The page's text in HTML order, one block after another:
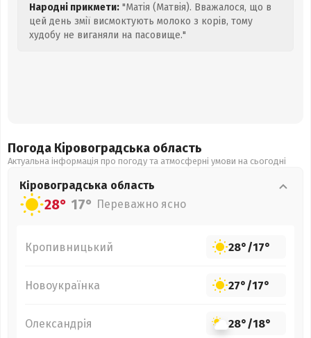
Народні прикмети: "Матія (Матвія). Вважалося, що в
цей день змії висмоктують молоко з корів, тому
худобу не виганяли на пасовище."
Погода Кіровоградська область
Актуальна інформація про погоду та атмосферні умови на сьогодні
Кіровоградська область
28° 17° Переважно ясно
Кропивницький 28°/17°
Новоукраїнка 27°/17°
Олександрія 28°/18°